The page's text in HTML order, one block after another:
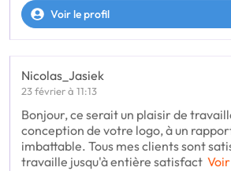
Voir le profil
Nicolas_Jasiek
23 février à 11:13
Bonjour, ce serait un plaisir de
conception de votre logo, à un
imbattable. Tous mes clients sont
travaille jusqu'à entière satisfact